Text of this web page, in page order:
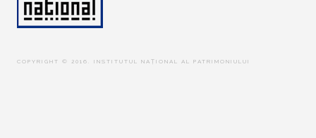
COPYRIGHT © 2016. INSTITUTUL NAȚIONAL AL PATRIMONIULUI